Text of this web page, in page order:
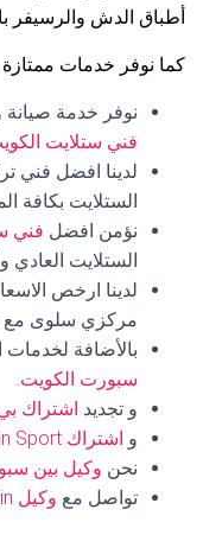
أطباق الدش والرسيفر
كما نوفر خدمات ممتازة
نوفر خدمة
فني ستلايت
لدينا افضل فني
الستلايت بكافة
نؤمن افضل فني
الستلايت العادي
لدينا ارخص
مركزي سلوى مع
بالأضافة
سبورت الكويت.
و تجديد اشتراك
و اشتراك Bein Sport
نحن وكيل بين
تواصل مع وكيل Bein